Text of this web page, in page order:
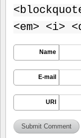
<em> <i>
Name
E-mail
URI